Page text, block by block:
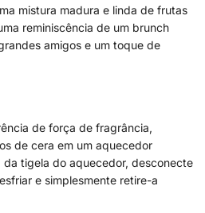
mistura madura e linda de frutas
reminiscência de um brunch
amigos e um toque de
de força de fragrância,
de cera em um aquecedor
da tigela do aquecedor, desconecte
e simplesmente retire-a